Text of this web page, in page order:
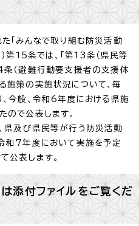
みんなで取り組む防災活動
）第15条では、「第13条（県民等
（避難行動要支援者の支援体
施策の実施状況について、毎
今般、令和6年度における県施
ので公表します。
県及び県民等が行う防災活動
和7年度において実施を予定
公表します。
添付ファイルをご覧くだ